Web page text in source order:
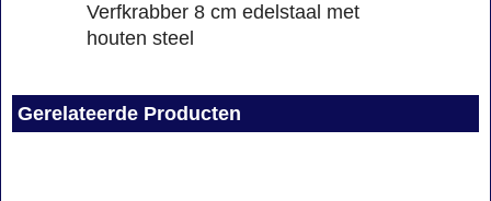
Verfkrabber 8 cm edelstaal met
houten steel
Gerelateerde Producten